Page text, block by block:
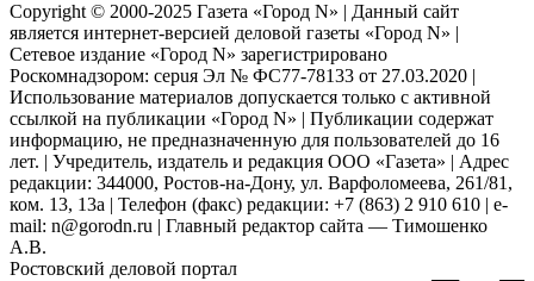
Copyright © 2000-2025 Газета «Город N» | Данный сайт
является интернет-версией деловой газеты «Город N» |
Сетевое издание «Город N» зарегистрировано
Роскомнадзором: серuя Эл № ФС77-78133 от 27.03.2020 |
Использование материалов допускается только с активной
ссылкой на публикации «Город N» | Публикации содержат
информацию, не предназначенную для пользователей до 16
лет. | Учредитель, издатель и редакция ООО «Газета» | Адрес
редакции: 344000, Ростов-на-Дону, ул. Варфоломеева, 261/81,
ком. 13, 13а | Телефон (факс) редакции: +7 (863) 2 910 610 | e-
mail: n@gorodn.ru | Главный редактор сайта — Тимошенко
А.В.
Ростовский деловой портал